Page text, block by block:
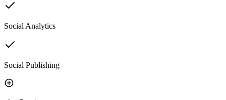
Social Analytics
Social Publishing